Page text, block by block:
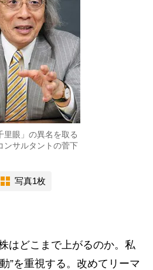
里眼」の異名を取る
ンサルタントの菅下
写真1枚
はどこまで上がるのか。私
”を重視する。改めてリーマ